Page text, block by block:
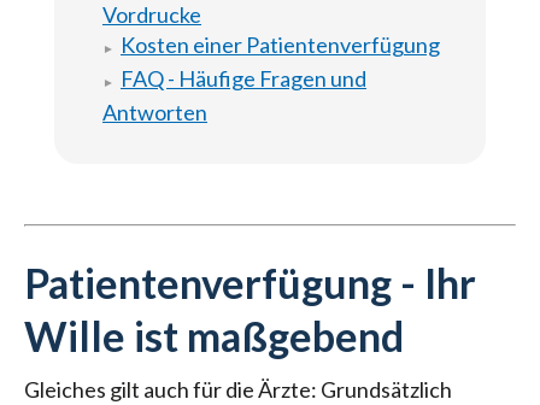
Vordrucke
Kosten einer Patientenverfügung
FAQ - Häufige Fragen und
Antworten
Patientenverfügung - Ihr
Wille ist maßgebend
Gleiches gilt auch für die Ärzte: Grundsätzlich